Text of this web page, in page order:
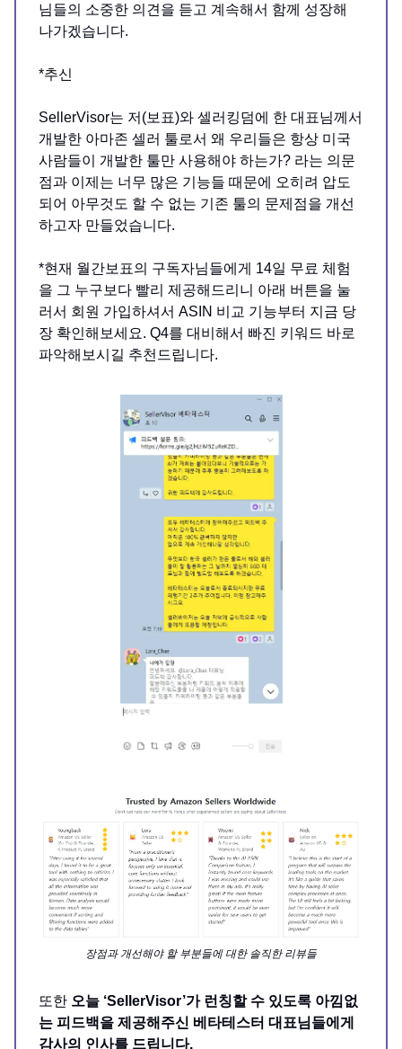
님들의 소중한 의견을 듣고 계속해서 함께 성장해
나가겠습니다.
*추신
SellerVisor는 저(보표)와 셀러킹덤에 한 대표님께서
개발한 아마존 셀러 툴로서 왜 우리들은 항상 미국
사람들이 개발한 툴만 사용해야 하는가? 라는 의문
점과 이제는 너무 많은 기능들 때문에 오히려 압도
되어 아무것도 할 수 없는 기존 툴의 문제점을 개선
하고자 만들었습니다.
*현재 월간보표의 구독자님들에게 14일 무료 체험
을 그 누구보다 빨리 제공해드리니 아래 버튼을 눌
러서 회원 가입하셔서 ASIN 비교 기능부터 지금 당
장 확인해보세요. Q4를 대비해서 빠진 키워드 바로
파악해보시길 추천드립니다.
장점과 개선해야 할 부분들에 대한 솔직한 리뷰들
또한 오늘 ‘SellerVisor’가 런칭할 수 있도록 아낌없
는 피드백을 제공해주신 베타테스터 대표님들에게
감사의 인사를 드립니다.